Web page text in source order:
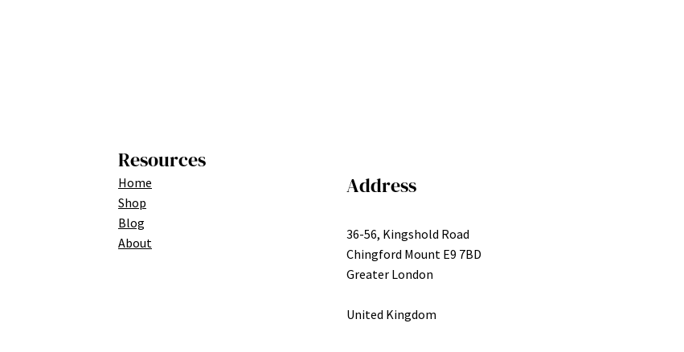
Resources
Home
Shop
Blog
About
Address
36-56, Kingshold Road
Chingford Mount E9 7BD
Greater London
United Kingdom